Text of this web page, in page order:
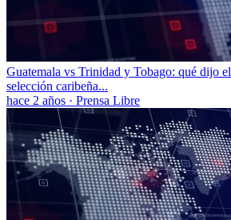
Guatemala vs Trinidad y Tobago: qué dijo
selección caribeña...
hace 2 años · Prensa Libre